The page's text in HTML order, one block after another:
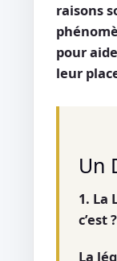
raisons
pour
leur
Un
1. La
c’est ?
La